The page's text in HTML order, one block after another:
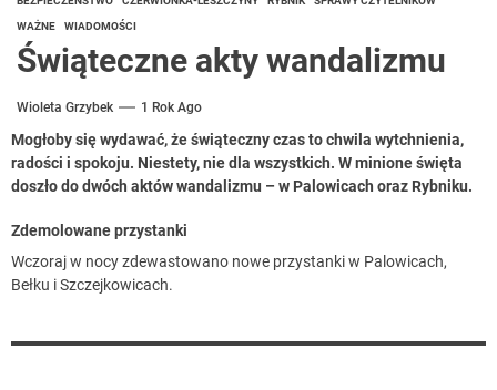
WAŻNE WIADOMOŚCI
Świąteczne akty wandalizmu
Wioleta Grzybek 1 Rok Ago
Mogłoby się wydawać, że świąteczny czas to chwila wytchnienia,
radości i spokoju. Niestety, nie dla wszystkich. W minione święta
doszło do dwóch aktów wandalizmu – w Palowicach oraz Rybniku.
Zdemolowane przystanki
Wczoraj w nocy zdewastowano nowe przystanki w Palowicach,
Bełku i Szczejkowicach.